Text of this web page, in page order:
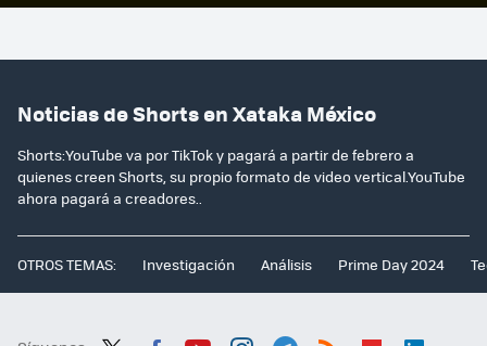
Noticias de Shorts en Xataka México
Shorts:YouTube va por TikTok y pagará a partir de febrero a
quienes creen Shorts, su propio formato de video vertical.YouTube
ahora pagará a creadores..
OTROS TEMAS: Investigación Análisis Prime Day 2024